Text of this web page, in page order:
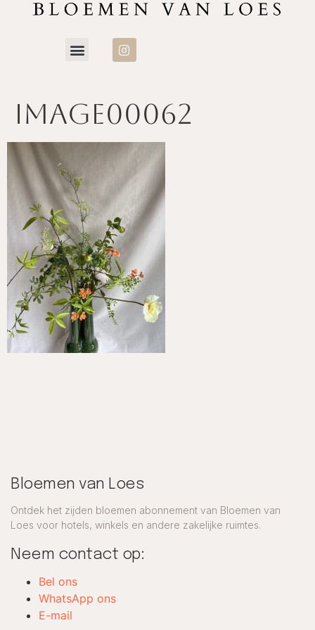
image00062
Bloemen van Loes
Ontdek het zijden bloemen abonnement van Bloemen van
Loes voor hotels, winkels en andere zakelijke ruimtes.
Neem contact op:
Bel ons
WhatsApp ons
E-mail